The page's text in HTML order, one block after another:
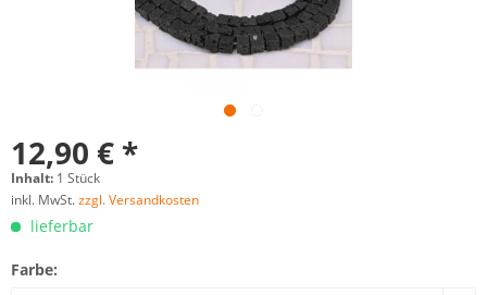
12,90 € *
Inhalt: 1 Stück
inkl. MwSt.zzgl. Versandkosten
lieferbar
Farbe: